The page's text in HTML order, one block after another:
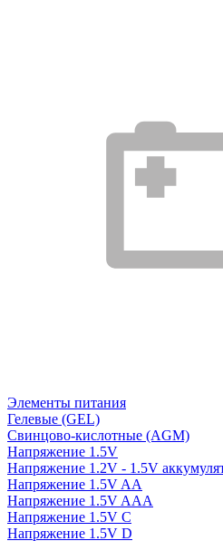
Элементы питания
Гелевые (GEL)
Свинцово-кислотные (AGM)
Напряжение 1.5V
Напряжение 1.2V - 1.5V
Напряжение 1.5V AA
Напряжение 1.5V AAA
Напряжение 1.5V C
Напряжение 1.5V D